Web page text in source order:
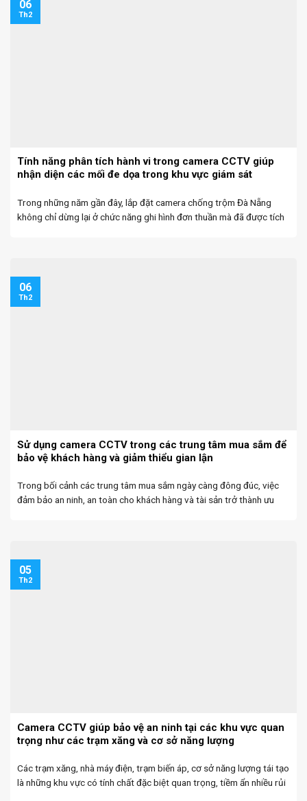
Tính năng phân tích hành vi trong camera CCTV giúp
nhận diện các mối đe dọa trong khu vực giám sát
Trong những năm gần đây, lắp đặt camera chống trộm Đà Nẵng
không chỉ dừng lại ở chức năng ghi hình đơn thuần mà đã được tích
06
Th2
Sử dụng camera CCTV trong các trung tâm mua sắm để
bảo vệ khách hàng và giảm thiểu gian lận
Trong bối cảnh các trung tâm mua sắm ngày càng đông đúc, việc
đảm bảo an ninh, an toàn cho khách hàng và tài sản trở thành ưu
06
Th2
Camera CCTV giúp bảo vệ an ninh tại các khu vực quan
trọng như các trạm xăng và cơ sở năng lượng
Các trạm xăng, nhà máy điện, trạm biến áp, cơ sở năng lượng tái tạo
là những khu vực có tính chất đặc biệt quan trọng, tiềm ẩn nhiều rủi
05
Th2